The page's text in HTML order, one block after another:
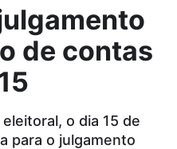
de contas
o dia 15 de
para o julgamento